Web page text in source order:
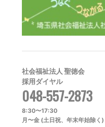
社会福祉法人 聖徳会
採用ダイヤル
048-557-2873
8:30〜17:30
月〜金 (土日祝、年末年始除く)